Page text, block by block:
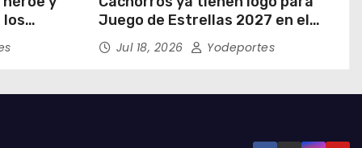
los
Juego de Estrellas 2027 en el
Wrigley Field
Jul 18, 2026 Yodeportes